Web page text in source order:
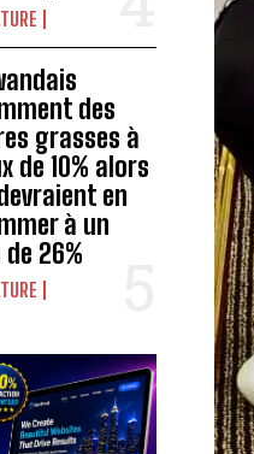
des
grasses à
de 10% alors
en
à un
26%